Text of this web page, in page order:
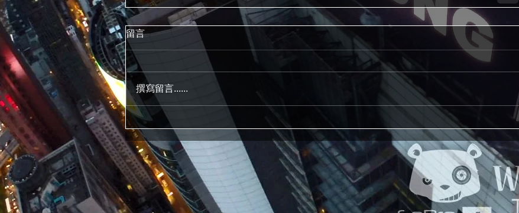
留言
撰寫留言......